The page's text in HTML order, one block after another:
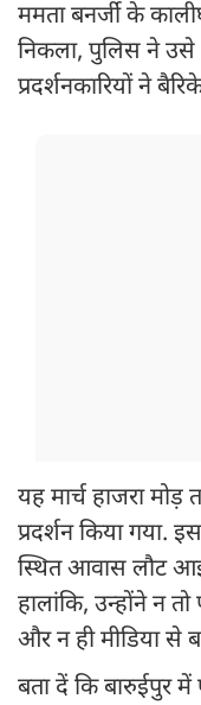
ममता बनर्जी के
निकला, पुलिस ने
प्रदर्शनकारियों ने
यह मार्च हाजरा
प्रदर्शन किया गया.
स्थित आवास लौट आईं
हालांकि, उन्होंने न तो
और न ही मीडिया से
बता दें कि बारुईपुर